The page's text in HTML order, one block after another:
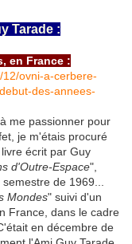
Tarade :
en France :
ovni-a-cerbere-
des-annees-
me passionner pour
je m'étais procuré
écrit par Guy
d'Outre-Espace",
de 1969...
Mondes" suivi d'un
France, dans le cadre
en décembre de